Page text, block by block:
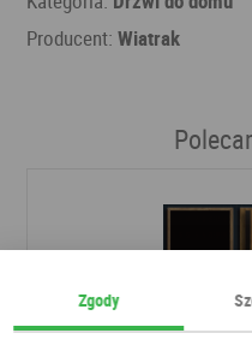
Producent:Wiatrak
Zgody